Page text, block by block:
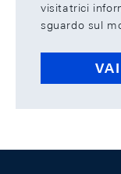
visitatrici
sguardo sul